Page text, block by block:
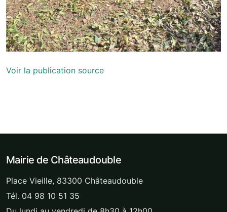
Voir la publication source
Mairie de Châteaudouble
Place Vieille, 83300 Châteaudouble
Tél. 04 98 10 51 35